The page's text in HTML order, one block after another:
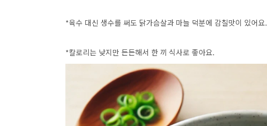
*육수 대신 생수를 써도 닭가슴살과 마늘 덕분에 감칠맛이 있어요.
*칼로리는 낮지만 든든해서 한 끼 식사로 좋아요.